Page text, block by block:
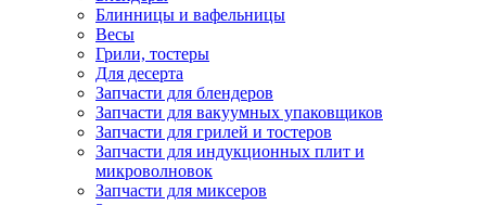
Блинницы и вафельницы
Весы
Грили, тостеры
Для десерта
Запчасти для блендеров
Запчасти для вакуумных упаковщиков
Запчасти для грилей и тостеров
Запчасти для индукционных плит и
микроволновок
Запчасти для миксеров